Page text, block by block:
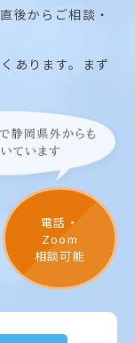
後からご相談・
あります。まず
電話・
Zoom
相談可能